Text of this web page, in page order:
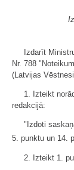
Izdarīt
Nr. 788
(Latvijas
1. Izteikt
redakcijā:
"Izdoti
5. punktu un 14.
2. Izteikt 1.